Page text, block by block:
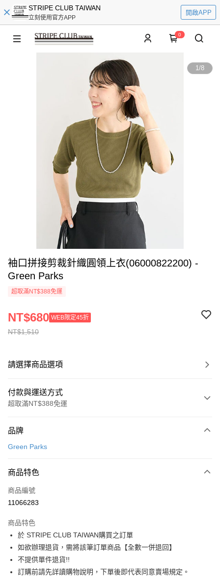
STRIPE CLUB TAIWAN
立刻使用官方APP
開啟APP
0
1/8
袖口拼接剪裁針織圓領上衣(06000822200) -
Green Parks
超取滿NT$388免運
NT$1,510
NT$680 WEB限定45折
請選擇商品選項
付款與運送方式
超取滿NT$388免運
信用卡一次付款
3 期 0 利率 每期
合作金庫商業銀行
上海商業儲蓄銀行
臺灣中小企業銀行
匯豐（台灣）商業銀行
華泰商業銀行
聯邦商業銀行
遠東國際商業銀行
元大商業銀行
玉山商業銀行
星展（台灣）商業銀行
超商取貨付款
LINE Pay
Apple Pay
街口支付
悠遊付
品牌
Green Parks
商品特色
商品編號
11066283
商品特色
於 STRIPE CLUB TAIWAN購買之訂單
如欲辦理退貨，需將該筆訂單商品【全數一併退回】
不提供單件退貨!!
訂購前請先詳讀購物說明，下單後即代表同意賣場規定。